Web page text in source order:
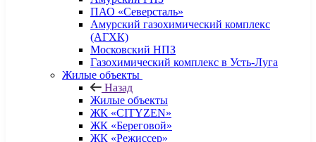
ПАО «Северсталь»
Амурский газохимический комплекс
(АГХК)
Московский НПЗ
Газохимический комплекс в Усть-Луга
Жилые объекты
Назад
Жилые объекты
ЖК «CITYZEN»
ЖК «Береговой»
ЖК «Режиссер»